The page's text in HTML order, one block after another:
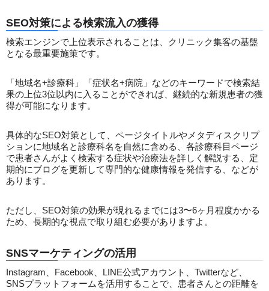
SEO対策による検索流入の獲得
検索エンジンで上位表示されることは、クリニック集客の基盤
となる最重要施策です。
「地域名+診療科」「症状名+病院」などのキーワードで検索結
果の上位3位以内に入ることができれば、継続的な新規患者の獲
得が可能になります。
具体的なSEO対策として、ページタイトルやメタディスクリプ
ションに地域名と診療科名を自然に含める、各診療科目ページ
で患者さんがよく検索する症状や治療法を詳しく解説する、定
期的にブログを更新して専門的な健康情報を発信する、などが
あります。
ただし、SEO対策の効果が現れるまでには3〜6ヶ月程度かかる
ため、長期的な視点で取り組む必要がありますよ。
SNSマーケティングの活用
Instagram、Facebook、LINE公式アカウント、Twitterなど、
SNSプラットフォームを活用することで、患者さんとの距離を